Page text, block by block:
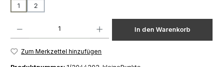
1
2
In den Warenkorb
Zum Merkzettel hinzufügen